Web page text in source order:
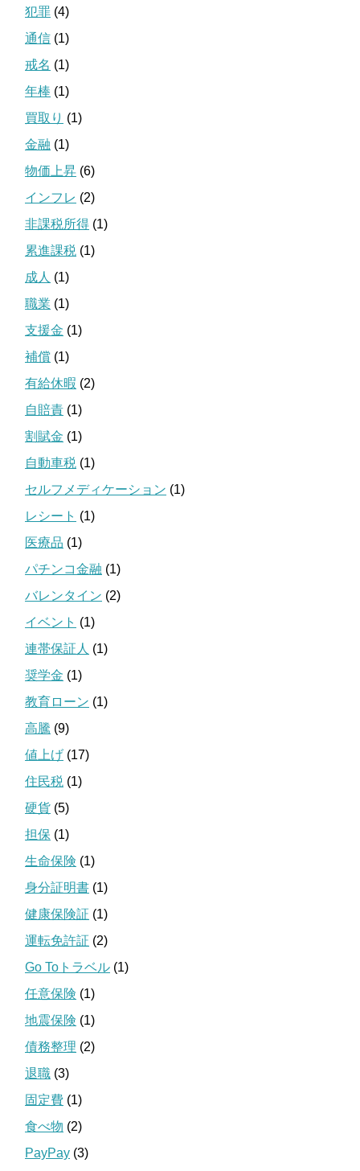
犯罪 (4)
通信 (1)
戒名 (1)
年棒 (1)
買取り (1)
金融 (1)
物価上昇 (6)
インフレ (2)
非課税所得 (1)
累進課税 (1)
成人 (1)
職業 (1)
支援金 (1)
補償 (1)
有給休暇 (2)
自賠責 (1)
割賦金 (1)
自動車税 (1)
セルフメディケーション (1)
レシート (1)
医療品 (1)
パチンコ金融 (1)
バレンタイン (2)
イベント (1)
連帯保証人 (1)
奨学金 (1)
教育ローン (1)
高騰 (9)
値上げ (17)
住民税 (1)
硬貨 (5)
担保 (1)
生命保険 (1)
身分証明書 (1)
健康保険証 (1)
運転免許証 (2)
Go Toトラベル (1)
任意保険 (1)
地震保険 (1)
債務整理 (2)
退職 (3)
固定費 (1)
食べ物 (2)
PayPay (3)